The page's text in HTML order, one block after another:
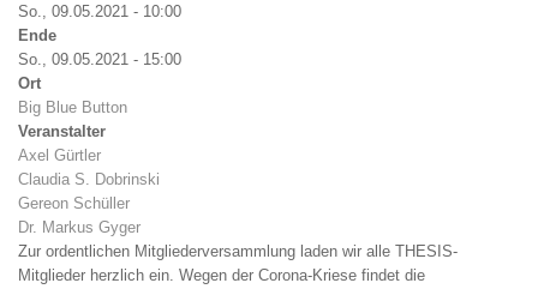
So., 09.05.2021 - 10:00
Ende
So., 09.05.2021 - 15:00
Ort
Big Blue Button
Veranstalter
Axel Gürtler
Claudia S. Dobrinski
Gereon Schüller
Dr. Markus Gyger
Zur ordentlichen Mitgliederversammlung laden wir alle THESIS-
Mitglieder herzlich ein. Wegen der Corona-Kriese findet die